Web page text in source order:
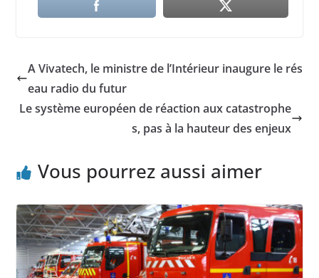
A Vivatech, le ministre de l’Intérieur inaugure le rés
eau radio du futur
Le système européen de réaction aux catastrophe
s, pas à la hauteur des enjeux
Vous pourrez aussi aimer